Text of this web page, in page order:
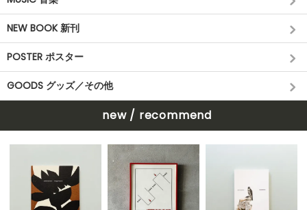
NEW BOOK 新刊
POSTER ポスター
GOODS グッズ／その他
new / recommend